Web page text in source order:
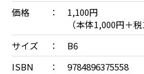
価格
1,100円
（本体1,000円＋税
サイズ
B6
ISBN
9784896375558